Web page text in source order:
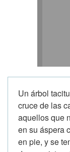
Un árbol
cruce de las
aquellos que
en su áspera
en pie, y se